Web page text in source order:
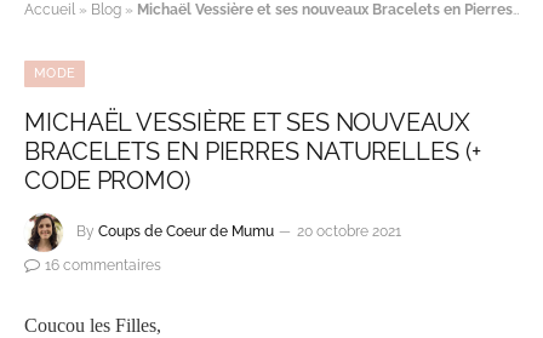
Accueil » Blog » Michaël Vessière et ses nouveaux Bracelets en Pierres Naturelles (+ Code Promo)
MODE
MICHAËL VESSIÈRE ET SES NOUVEAUX
BRACELETS EN PIERRES NATURELLES (+
CODE PROMO)
By Coups de Coeur de Mumu
20 octobre 2021
16 commentaires
Coucou les Filles,